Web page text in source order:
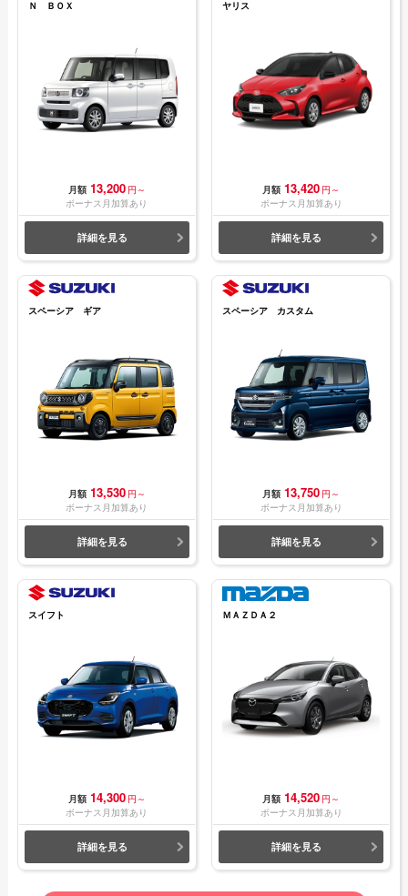
Ｎ ＢＯＸ
月額 13,200 円～
ボーナス月加算あり
詳細を見る
ヤリス
月額 13,420 円～
ボーナス月加算あり
詳細を見る
スペーシア ギア
月額 13,530 円～
ボーナス月加算あり
詳細を見る
スペーシア カスタム
月額 13,750 円～
ボーナス月加算あり
詳細を見る
スイフト
月額 14,300 円～
ボーナス月加算あり
詳細を見る
ＭＡＺＤＡ２
月額 14,520 円～
ボーナス月加算あり
詳細を見る